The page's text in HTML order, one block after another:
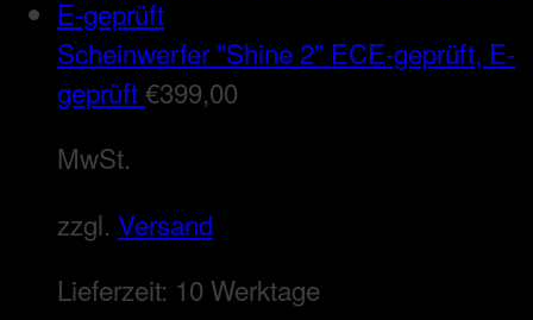
Scheinwerfer "Shine 2" ECE-geprüft, E-
geprüft€399,00
MwSt.
zzgl. Versand
Lieferzeit: 10 Werktage